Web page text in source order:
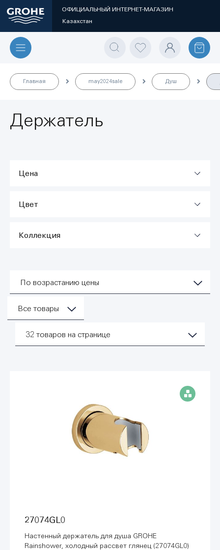
ОФИЦИАЛЬНЫЙ ИНТЕРНЕТ-МАГАЗИН
Казахстан
Главная may2024sale Душ
Держатель
По возрастанию цены
Все товары
32 товаров на странице
27074GL0
Настенный держатель для душа GROHE
Rainshower, холодный рассвет глянец (27074GL0)
Цена
Цвет
Коллекция